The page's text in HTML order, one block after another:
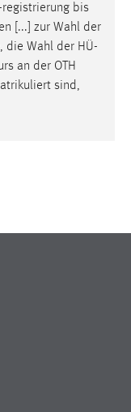
registrierung bis
[...] zur Wahl der
die Wahl der HÜ-
an der OTH
sind,